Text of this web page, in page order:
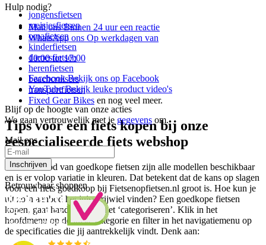
jongensfietsen
meisjesfietsen
omafietsen
kinderfietsen
damesfietsen
herenfietsen
beachcruisers
transportfietsen
Fixed Gear Bikes en nog veel meer.
Tips voor een fiets kopen bij onze
gespecialiseerde fiets webshop
In ons aanbod van goedkope fietsen zijn alle modellen beschikbaar
en is er volop variatie in kleuren. Dat betekent dat de kans op slagen
voor een fiets goedkoop bij Fietsenopfietsen.nl groot is. Hoe kun je
uit zo’n aanbod het juiste rijwiel vinden? Een goedkope fietsen
kopen, gaat hand in hand met ‘categoriseren’. Klik in het
hoofdmenu op de juiste categorie en filter in het navigatiemenu op
de specificaties die jij aantrekkelijk vindt. Denk aan:
Hulp nodig?
Mail onsBinnen 24 uur een reactie
WhatsApp ons Op werkdagen van
10:00 tot 17:00
FacebookBekijk ons op Facebook
YouTubeBekijk leuke product video's
Blijf op de hoogte van onze acties
We gaan vertrouwelijk met je gegevens om.
Mail ons
Inschrijven
Betrouwbaar shoppen